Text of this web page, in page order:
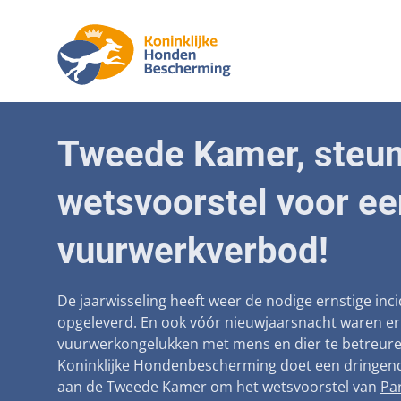
Betaalbare
Afschaffing
Landelijk
Verplichte
Tweede Kamer,
wetsvoorstel voor
vuurwerkverbod!
De jaarwisseling heeft weer de nodige ernstige
opgeleverd. En ook vóór nieuwjaarsnacht waren
vuurwerkongelukken met mens en dier te
Koninklijke Hondenbescherming doet een
aan de Tweede Kamer om het wetsvoorstel van